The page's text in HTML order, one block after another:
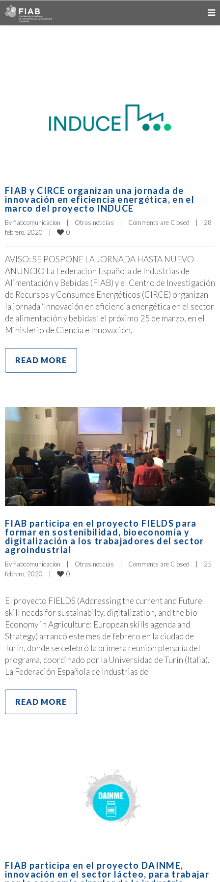
FIAB y CIRCE organizan una jornada de
innovación en eficiencia energética, en el
marco del proyecto INDUCE
By fiabcomunicacion | Otras noticias | Comments are Closed |
28
febrero, 2020
| 0
AVISO: SE POSPONE LA JORNADA HASTA NUEVO
ANUNCIO La Federación Española de Industrias de
Alimentación y Bebidas (FIAB) y el Centro de Investigación
de Recursos y Consumos Energéticos (CIRCE) organizan
la jornada ‘Innovación en eficiencia energética en el sector
de alimentación y bebidas’ el próximo 25 de marzo, en el
Ministerio de Ciencia e Innovación,
READ MORE
FIAB participa en el proyecto FIELDS para
formar en sostenibilidad, bioeconomía y
digitalización a los trabajadores del sector
agroindustrial
By fiabcomunicacion Otras noticias Comments are Closed
25
febrero, 2020
0
El proyecto FIELDS (Addressing the current and Future
skill needs for sustainabilty, digitalization, and the bio-
Economy in Agriculture: European skills agenda and
Strategy) arrancó este mes de febrero en la ciudad de
Turín, donde se celebró la primera reunión plenaria del
programa, coordinado por la Universidad de Turín (Italia).
La Federación Española de Industrias de
READ MORE
FIAB participa en el proyecto DAINME,
innovación en el sector lácteo, para trabajar